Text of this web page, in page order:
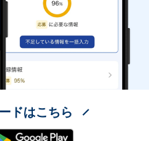
ドはこちら